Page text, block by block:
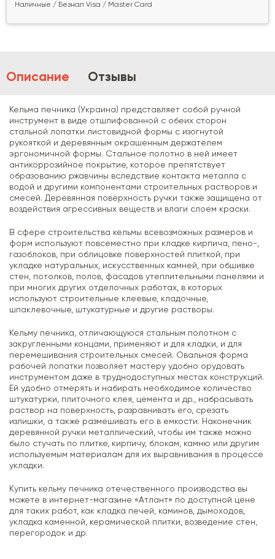
Наличные / Безнал Visa / Master Card
Описание Отзывы
Кельма печника (Украина) представляет собой ручной
инструмент в виде отшлифованной с обеих сторон
стальной лопатки листовидной формы с изогнутой
рукояткой и деревянным окрашенным держателем
эргономичной формы. Стальное полотно в ней имеет
антикоррозийное покрытие, которое препятствует
образованию ржавчины вследствие контакта металла с
водой и другими компонентами строительных растворов и
смесей. Деревянная поверхность ручки также защищена от
воздействия агрессивных веществ и влаги слоем краски.
В сфере строительства кельмы всевозможных размеров и
форм используют повсеместно при кладке кирпича, пено-,
газоблоков, при облицовке поверхностей плиткой, при
укладке натуральных, искусственных камней, при обшивке
стен, потолков, полов, фасадов утеплительными панелями и
при многих других отделочных работах, в которых
используют строительные клеевые, кладочные,
шпаклевочные, штукатурные и другие растворы.
Кельму печника, отличающуюся стальным полотном с
закругленными концами, применяют и для кладки, и для
перемешивания строительных смесей. Овальная форма
рабочей лопатки позволяет мастеру удобно орудовать
инструментом даже в труднодоступных местах конструкций.
Ей удобно отмерять и набирать необходимое количество
штукатурки, плиточного клея, цемента и др., набрасывать
раствор на поверхность, разравнивать его, срезать
излишки, а также размешивать его в емкости. Наконечник
деревянной ручки металлический, чтобы им также можно
было стучать по плитке, кирпичу, блокам, камню или другим
используемым материалам для их выравнивания в процессе
укладки.
Купить кельму печника отечественного производства вы
можете в интернет-магазине «Атлант» по доступной цене
для таких работ, как кладка печей, каминов, дымоходов,
укладка каменной, керамической плитки, возведение стен,
перегородок и др.